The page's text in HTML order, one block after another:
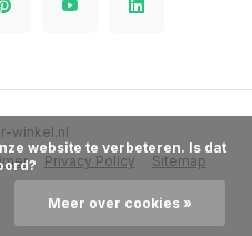
Privacy Policy Sitemap
winkel.nl
Meer over cookies »